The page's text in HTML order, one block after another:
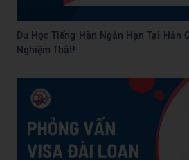
Du Học Tiếng Hàn Ngắn Hạn Tại Hàn
Nghiệm Thật!